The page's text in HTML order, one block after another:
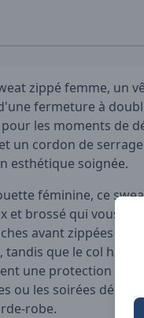
zippé femme, un
fermeture à
les moments de
un cordon de
esthétique soignée.
féminine, ce
brossé qui vous
avant zippées
que le col haut
une protection
ou les soirées
robe.